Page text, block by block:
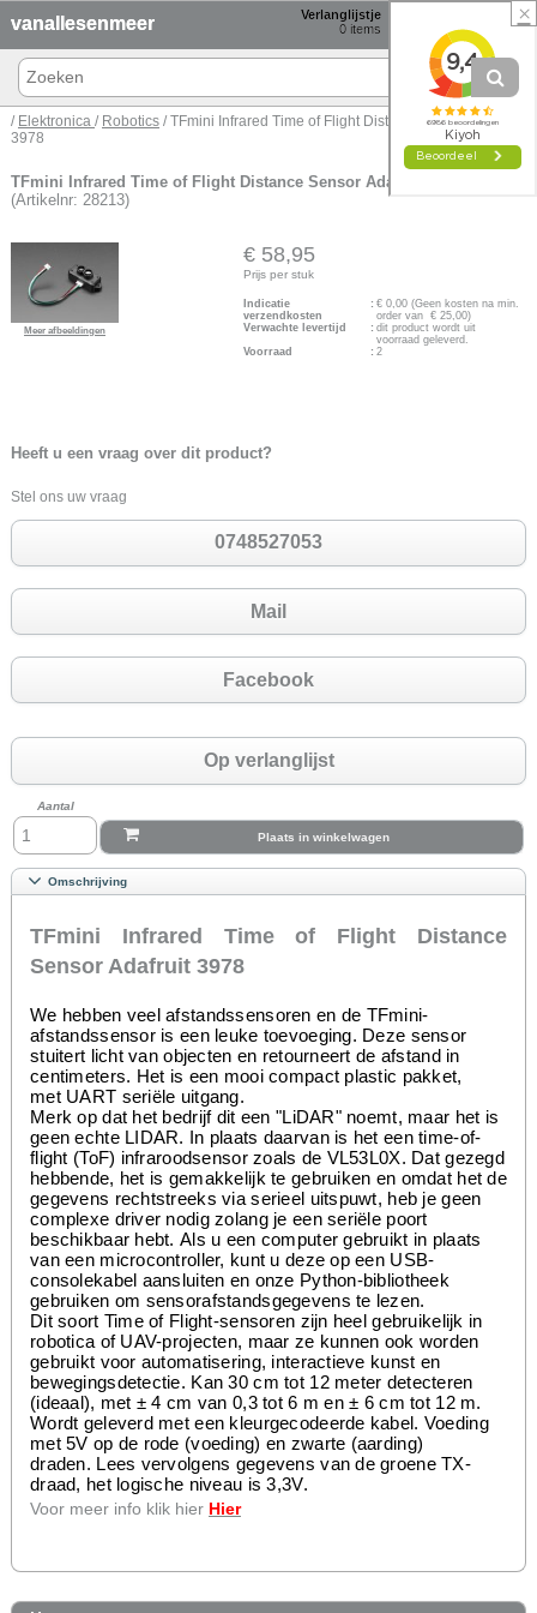
Verlanglijstje
0 items
Winkelmand
0 items € 0,00
vanallesenmeer
/ Elektronica / Robotics / TFmini Infrared Time of Flight Distance Sensor Adafruit
3978
TFmini Infrared Time of Flight Distance Sensor Adafruit 3978
(Artikelnr: 28213)
Meer afbeeldingen
€ 58,95
Prijs per stuk
Indicatie
verzendkosten
: € 0,00(Geen kosten na min.
order van € 25,00)
Verwachte levertijd
: dit product wordt uit
voorraad geleverd.
Voorraad
: 2
Heeft u een vraag over dit product?
Stel ons uw vraag
0748527053
Mail
Facebook
Op verlanglijst
Aantal
Plaats in winkelwagen
Omschrijving
TFmini Infrared Time of Flight Distance
Sensor Adafruit 3978
We hebben veel afstandssensoren en de TFmini-
afstandssensoris een leuke toevoeging. Deze sensor
stuitert licht van objecten en retourneert de afstand in
centimeters. Het is een mooi compact plastic pakket,
met UART seriële uitgang.
Merk op dat het bedrijf dit een "LiDAR" noemt, maar het is
geen echte LIDAR. In plaats daarvan is het een time-of-
flight (ToF) infraroodsensor zoals de VL53L0X. Dat gezegd
hebbende, het is gemakkelijk te gebruiken en omdat het de
gegevens rechtstreeks via serieel uitspuwt, heb je geen
complexe driver nodig zolang je een seriële poort
beschikbaar hebt.Als u een computer gebruikt in plaats
van een microcontroller, kunt u deze op een USB-
consolekabel aansluiten en onze Python-bibliotheek
gebruiken om sensorafstandsgegevens te lezen.
Dit soort Time of Flight-sensoren zijn heel gebruikelijk in
robotica of UAV-projecten, maar ze kunnen ook worden
gebruikt voor automatisering, interactieve kunst en
bewegingsdetectie. Kan 30 cm tot 12 meter detecteren
(ideaal), met ± 4 cm van 0,3 tot 6 m en ± 6 cm tot 12 m.
Wordt geleverd met een kleurgecodeerde kabel. Voeding
met 5V op de rode (voeding) en zwarte (aarding)
draden. Lees vervolgens gegevens van de groene TX-
draad, het logische niveau is 3,3V.
Voor meer info klik hier Hier
×